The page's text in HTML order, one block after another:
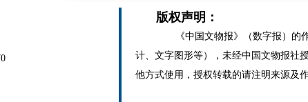
版权声明：
《中国文物报》（数字报）的
计、文字图形等），未经中国文物报社
他方式使用，授权转载的请注明来源及作